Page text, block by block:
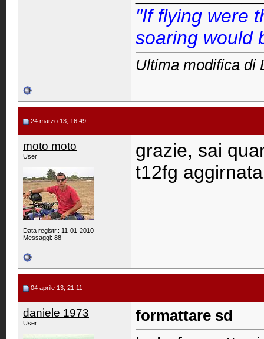
"If flying were
soaring would
Ultima modifica di
24 marzo 13, 16:49
moto moto
User
Data registr.: 11-01-2010
Messaggi: 88
grazie, sai
t12fg aggirnata
04 aprile 13, 21:11
daniele 1973
User formattare sd